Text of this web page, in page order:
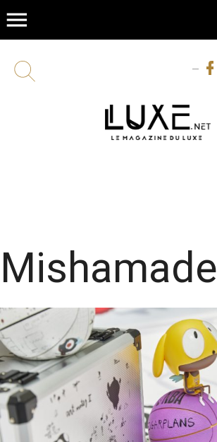
menu
Mishamade